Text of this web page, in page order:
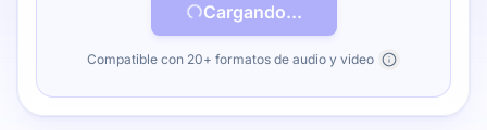
Cargando...
Compatible con 20+ formatos de audio y video